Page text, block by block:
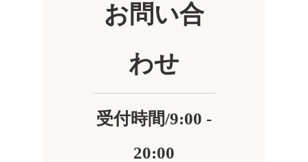
お問い合
わせ
受付時間/9:00 -
20:00